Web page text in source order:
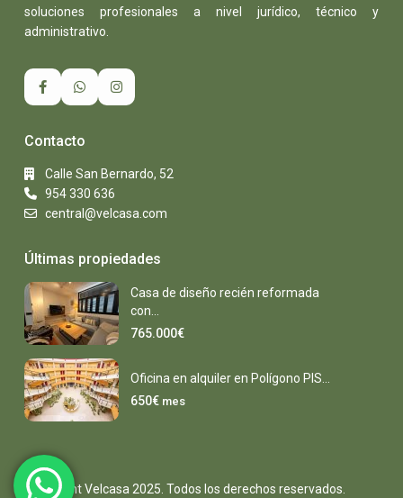
soluciones profesionales a nivel jurídico, técnico y
administrativo.
Contacto
Calle San Bernardo, 52
954 330 636
central@velcasa.com
Últimas propiedades
Casa de diseño recién reformada
con...
765.000€
Oficina en alquiler en Polígono PIS...
650€ mes
Copyright Velcasa 2025. Todos los derechos reservados.